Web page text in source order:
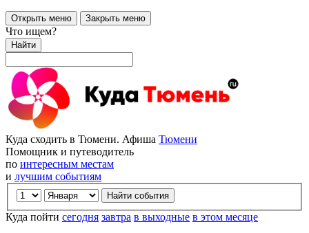
Открыть меню Закрыть меню
Что ищем?
Найти
Куда сходить в Тюмени. Афиша Тюмени
Помощник и путеводитель
по интересным местам
и лучшим событиям
Куда пойти сегодня завтра в выходные в этом месяце